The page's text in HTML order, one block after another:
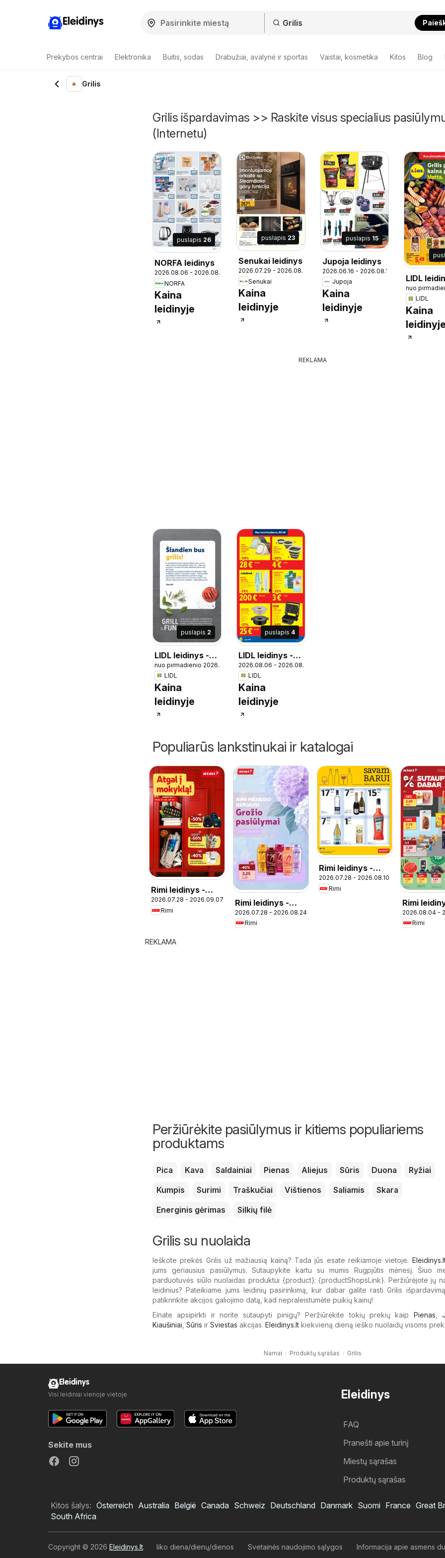
Eleidinys
Prekybos centrai Elektronika Buitis, sodas Drabužiai, avalynė ir sportas Vaistai, kosmetika Kitos Blog
Grilis
Grilis išpardavimas >> Raskite visus specialius
(Internetu)
puslapis 26
NORFA leidinys
2026.08.06 - 2026.08.19
NORFA
Kaina
leidinyje
puslapis 23
Senukai leidinys
2026.07.29 - 2026.08.24
Senukai
Kaina
leidinyje
puslapis 15
Jupoja leidinys
2026.06.16 - 2026.08.10
Jupoja
Kaina
leidinyje
LIDL
Grilio
nuo
LIDL
Kaina
leidinyje
REKLAMA
puslapis 2
LIDL leidinys -
Grilio katalogas
nuo pirmadienio 2026.04.06
LIDL
Kaina
leidinyje
puslapis 4
LIDL leidinys -
Nauja
parduotuvė
Kaune
2026.08.06 - 2026.08.09
LIDL
Kaina
leidinyje
Populiarūs lankstinukai ir katalogai
Rimi leidinys -
Atgal į mokyklą
2026.07.28 - 2026.09.07
Rimi
Rimi leidinys -
Grožio pasiūlymai
2026.07.28 - 2026.08.24
Rimi
Rimi leidinys -
Alkoholinių
gėrimų
2026.07.28 - 2026.08.10
Rimi
Rimi
2026.08.04 -
Rimi
REKLAMA
Peržiūrėkite pasiūlymus ir kitiems populiariems
produktams
Pica Kava Saldainiai Pienas Aliejus Sūris Duona
Ryžiai
Kumpis
Surimi Traškučiai Vištienos Saliamis
Skara
Energinis gėrimas
Silkių filė
Grilis su nuolaida
Ieškote prekės Grilis už mažiausią kainą? Tada jūs esate reikiamoje vietoje.
jums geriausius pasiūlymus. Sutaupykite kartu su mumis Rugpjūtis mėnesį. Šiuo
parduotuvės siūlo nuolaidas produktui {​product}: {​productShopsLink}. Peržiūrėjote jų
leidinius? Pateikiame jums leidinių pasirinkimą, kur dabar galite rasti Grilis
patikrinkite akcijos galiojimo datą, kad nepraleistumėte puikių kainų!
Einate apsipirkti ir norite sutaupyti pinigų? Peržiūrėkite tokių prekių kaip Pienas ,
Kiaušiniai Sūris ir Sviestas akcijas. Eleidinys.lt kiekvieną dieną ieško nuolaidų visoms
Namai Produktų sąrašas Grilis
Eleidinys
FAQ
Pranešti apie turinį
Miestų sąrašas
Produktų sąrašas
Eleidinys
Visi leidiniai vienoje vietoje
Sekite mus
Kitos šalys: Österreich Australia België Canada Schweiz Deutschland Danmark Suomi France Great
South Africa
Copyright © 2026 Eleidinys.lt. liko diena/dienų/dienos Svetainės naudojimo sąlygos Informacija apie asmens